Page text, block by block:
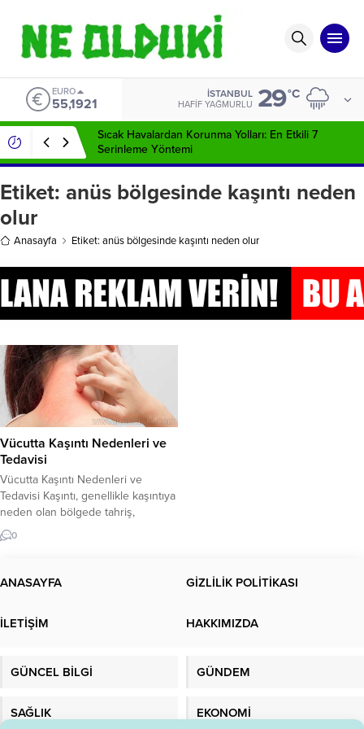
EURO
55,1921
İSTANBUL
HAFIF YAĞMURLU 29°C
Sıcak Havalardan Korunma Yolları: En Etkili 7
Serinleme Yöntemi
Etiket: anüs bölgesinde kaşıntı neden
olur
Anasayfa Etiket: anüs bölgesinde kaşıntı neden olur
Vücutta Kaşıntı Nedenleri ve
Tedavisi
Vücutta Kaşıntı Nedenleri ve
Tedavisi Kaşıntı, genellikle kaşıntıya
neden olan bölgede tahriş,
kızarıklık ve kabarcıklarla birlikte
ortaya çıkar. Vücutta kaşıntıya
Kaşıntı, herhangi bir yaşta herkesi
durumlarda kaşıntı, ciddi bir altta
0
ANASAYFA GİZLİLİK POLİTİKASI
İLETİŞİM HAKKIMIZDA
GÜNCEL BİLGİ GÜNDEM
SAĞLIK EKONOMİ